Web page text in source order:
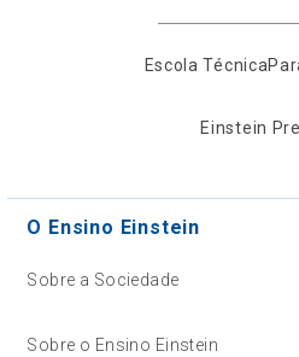
Escola Técnica
Einstein
O Ensino Einstein
Sobre a Sociedade
Sobre o Ensino Einstein